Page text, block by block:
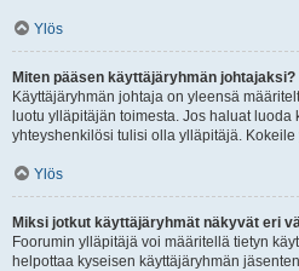
Ylös
Miten pääsen käyttäjäryhmän johtajaksi?
Käyttäjäryhmän johtaja on yleensä
luotu ylläpitäjän toimesta. Jos haluat luoda
yhteyshenkilösi tulisi olla ylläpitäjä.
Ylös
Miksi jotkut käyttäjäryhmät näkyvät eri
Foorumin ylläpitäjä voi määritellä tietyn
helpottaa kyseisen käyttäjäryhmän